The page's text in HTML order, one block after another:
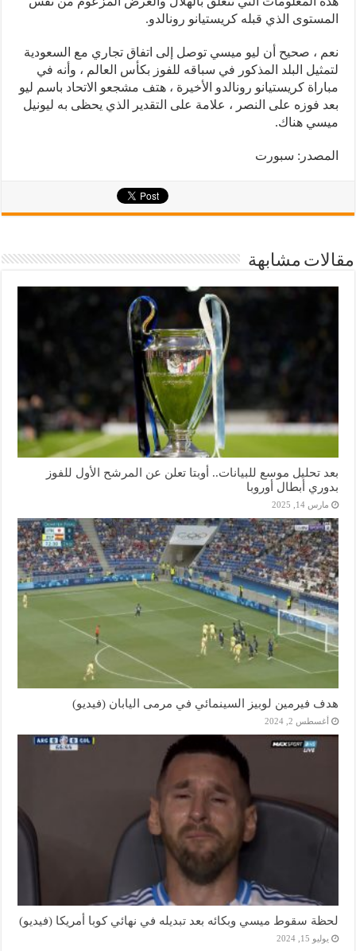
المستوى الذي قبله كريستيانو رونالدو.
نعم ، صحيح أن ليو ميسي توصل إلى اتفاق تجاري مع السعودية
لتمثيل البلد المذكور في سباقه للفوز بكأس العالم ، وأنه في
مباراة كريستيانو رونالدو الأخيرة ، هتف مشجعو الاتحاد باسم ليو
بعد فوزه على النصر ، علامة على التقدير الذي يحظى به ليونيل
ميسي هناك.
المصدر: سبورت
مقالات مشابهة
بعد تحليل موسع للبيانات.. أوبتا تعلن عن المرشح الأول للفوز
بدوري أبطال أوروبا
مارس 14, 2025
هدف فيرمين لوبيز السينمائي في مرمى اليابان (فيديو)
أغسطس 2, 2024
لحظة سقوط ميسي وبكائه بعد تبديله في نهائي كوبا أمريكا (فيديو)
يوليو 15, 2024